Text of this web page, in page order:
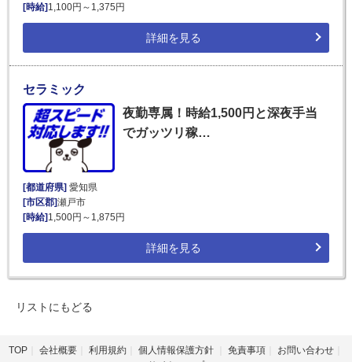
[時給]1,100円～1,375円
詳細を見る
セラミック
夜勤専属！時給1,500円と深夜手当
でガッツリ稼…
[都道府県] 愛知県
[市区郡]瀬戸市
[時給] 1,500円～1,875円
詳細を見る
リストにもどる
TOP 会社概要 利用規約 個人情報保護方針 免責事項
お問い合わせ